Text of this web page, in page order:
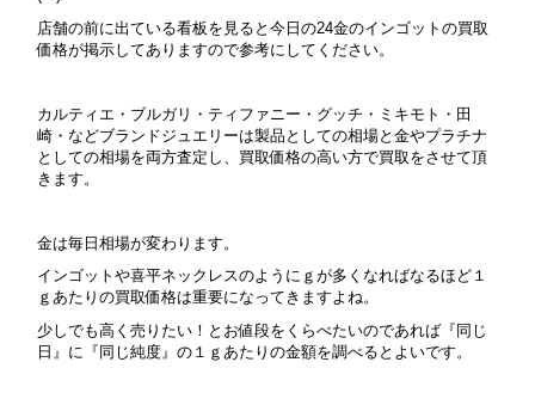
店舗の前に出ている看板を見ると今日の24金のインゴットの買取
価格が掲示してありますので参考にしてください。
カルティエ・ブルガリ・ティファニー・グッチ・ミキモト・田
崎・などブランドジュエリーは製品としての相場と金やプラチナ
としての相場を両方査定し、買取価格の高い方で買取をさせて頂
きます。
金は毎日相場が変わります。
インゴットや喜平ネックレスのようにｇが多くなればなるほど１
ｇあたりの買取価格は重要になってきますよね。
少しでも高く売りたい！とお値段をくらべたいのであれば『同じ
日』に『同じ純度』の１ｇあたりの金額を調べるとよいです。